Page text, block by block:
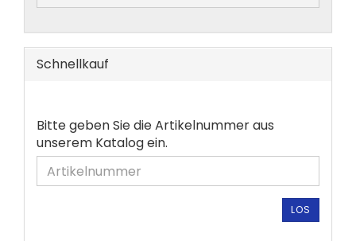
Schnellkauf
BITTE
GEBEN
SIE
DIE
Bitte geben Sie die Artikelnummer aus
unserem Katalog ein.
LOS